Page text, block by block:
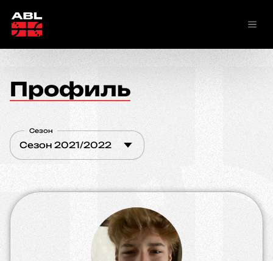
Профиль
Сезон 2021/2022
Сезон